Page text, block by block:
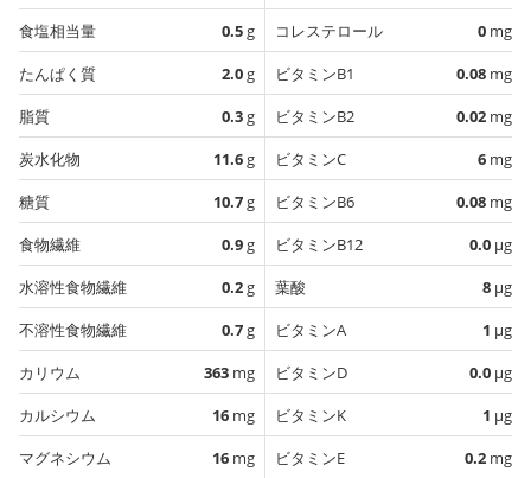
食塩相当量
0.5g
たんぱく質
2.0g
脂質
0.3g
炭水化物
11.6g
糖質
10.7g
食物繊維
0.9g
水溶性食物繊維
0.2g
不溶性食物繊維
0.7g
カリウム
363 mg
カルシウム
16 mg
マグネシウム
16 mg
コレステロール
0 mg
ビタミンB1
0.08 mg
ビタミンB2
0.02 mg
ビタミンC
6 mg
ビタミンB6
0.08 mg
ビタミンB12
0.0 µg
葉酸
8 µg
ビタミンA
1 µg
ビタミンD
0.0 µg
ビタミンK
1 µg
ビタミンE
0.2 mg